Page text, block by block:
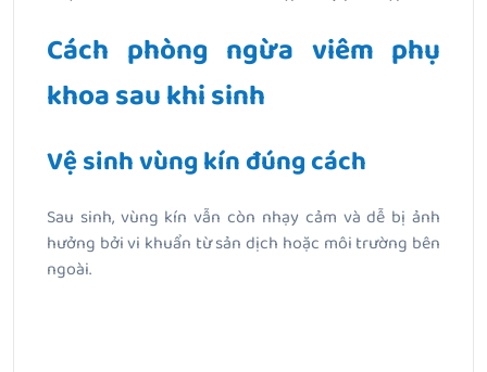
Cách phòng ngừa viêm phụ
khoa sau khi sinh
Vệ sinh vùng kín đúng cách
Sau sinh, vùng kín vẫn còn nhạy cảm và dễ bị ảnh
hưởng bởi vi khuẩn từ sản dịch hoặc môi trường bên
ngoài.